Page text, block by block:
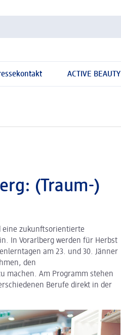
ACTIVE BEAUTY
(Traum-)
eine zukunftsorientierte
In Vorarlberg werden für Herbst
am 23. und 30. Jänner
den
machen. Am Programm stehen
Berufe direkt in der